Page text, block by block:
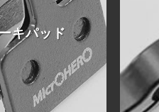
キパッド